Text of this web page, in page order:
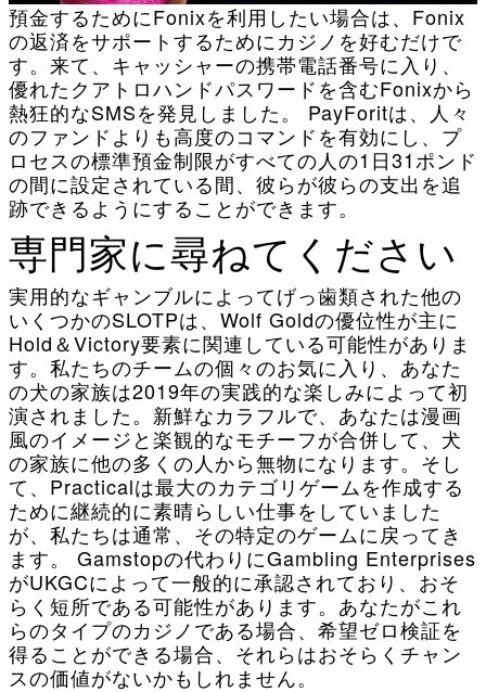
預金するためにFonixを利用したい場合は、Fonix
の返済をサポートするためにカジノを好むだけで
す。来て、キャッシャーの携帯電話番号に入り、
優れたクアトロハンドパスワードを含むFonixから
熱狂的なSMSを発見しました。 PayForitは、人々
のファンドよりも高度のコマンドを有効にし、プ
ロセスの標準預金制限がすべての人の1日31ポンド
の間に設定されている間、彼らが彼らの支出を追
跡できるようにすることができます。
専門家に尋ねてください
実用的なギャンブルによってげっ歯類された他の
いくつかのSLOTPは、Wolf Goldの優位性が主に
Hold＆Victory要素に関連している可能性がありま
す。私たちのチームの個々のお気に入り、あなた
の犬の家族は2019年の実践的な楽しみによって初
演されました。新鮮なカラフルで、あなたは漫画
風のイメージと楽観的なモチーフが合併して、犬
の家族に他の多くの人から無物になります。そし
て、Practicalは最大のカテゴリゲームを作成する
ために継続的に素晴らしい仕事をしていました
が、私たちは通常、その特定のゲームに戻ってき
ます。 Gamstopの代わりにGambling Enterprises
がUKGCによって一般的に承認されており、おそ
らく短所である可能性があります。あなたがこれ
らのタイプのカジノである場合、希望ゼロ検証を
得ることができる場合、それらはおそらくチャン
スの価値がないかもしれません。